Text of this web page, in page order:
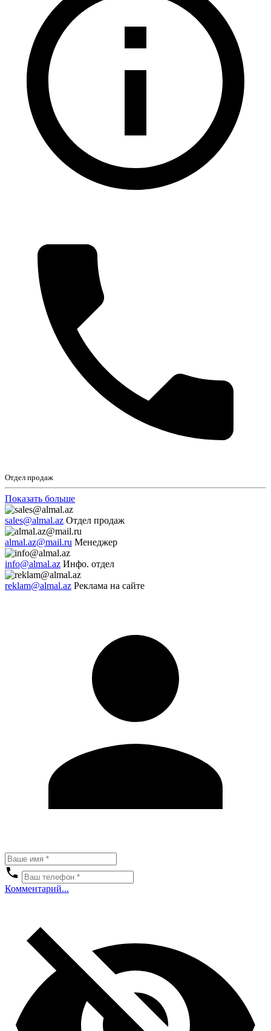
Отдел продаж
Показать больше
sales@almal.az Отдел продаж
almal.az@mail.ru Менеджер
info@almal.az Инфо. отдел
reklam@almal.az Реклама на сайте
Комментарий...